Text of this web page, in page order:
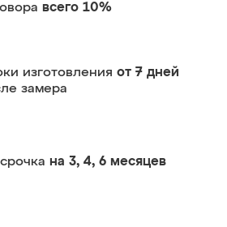
всего 10%
изготовления от 7 дней
замера
на 3, 4, 6 месяцев